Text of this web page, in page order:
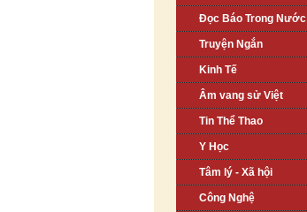
Đọc Báo Trong Nước
Truyện Ngắn
Kinh Tế
Âm vang sử Việt
Tin Thể Thao
Y Học
Tâm lý - Xã hội
Công Nghệ